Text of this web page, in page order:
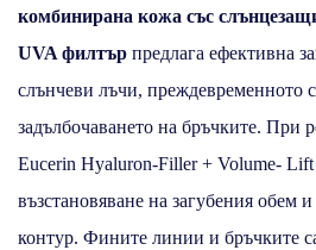
комбинирана кожа със
UVA филтър предлага ефективна
слънчеви лъчи, преждевременното
задълбочаването на бръчките. При
Eucerin Hyaluron-Filler + Volume-
възстановяване на загубения обем
контур. Фините линии и бръчките